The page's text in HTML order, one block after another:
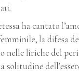
ha cantato
la difesa
nelle liriche del
solitudine